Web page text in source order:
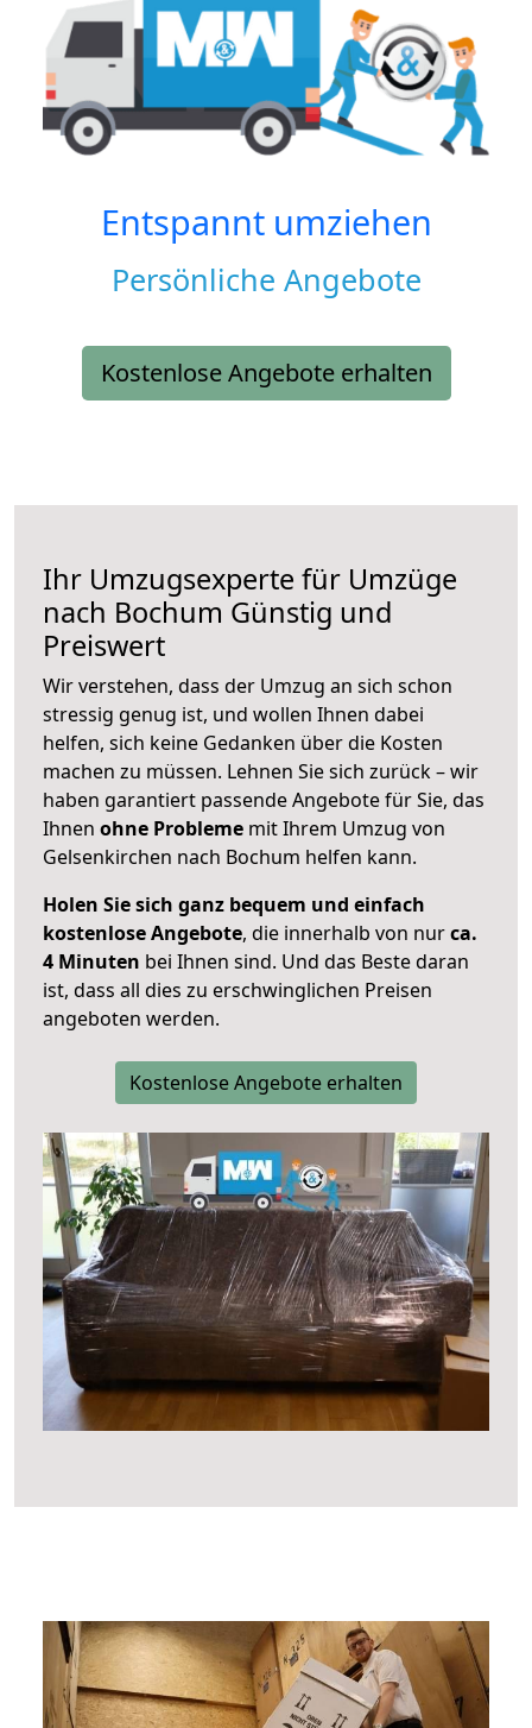
Entspannt umziehen
Persönliche Angebote
Kostenlose Angebote erhalten
Ihr Umzugsexperte für Umzüge
nach Bochum Günstig und
Preiswert
Wir verstehen, dass der Umzug an sich schon
stressig genug ist, und wollen Ihnen dabei
helfen, sich keine Gedanken über die Kosten
machen zu müssen. Lehnen Sie sich zurück – wir
haben garantiert passende Angebote für Sie, das
Ihnen ohne Probleme mit Ihrem Umzug von
Gelsenkirchen nach Bochum helfen kann.
Holen Sie sich ganz bequem und einfach
kostenlose Angebote, die innerhalb von nurca.
4 Minuten bei Ihnen sind. Und das Beste daran
ist, dass all dies zu erschwinglichen Preisen
angeboten werden.
Kostenlose Angebote erhalten